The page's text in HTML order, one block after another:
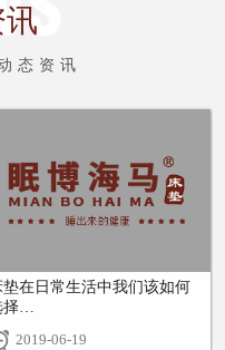
态资讯
垫在日常生活中我们该如何
择…
2019-06-19